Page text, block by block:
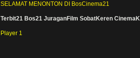
SELAMAT MENONTON DI BosCinema21
Terbit21 Bos21 JuraganFilm SobatKeren
Player 1